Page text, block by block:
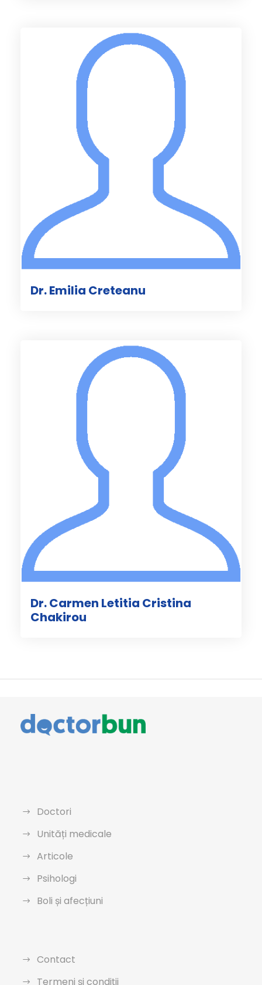
Dr. Emilia Creteanu
Dr. Carmen Letitia Cristina
Chakirou
Doctori
Unități medicale
Articole
Psihologi
Boli și afecțiuni
Contact
Termeni și condiții